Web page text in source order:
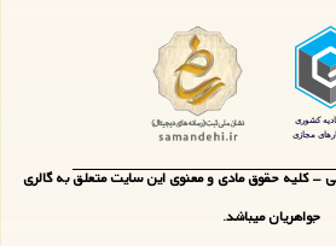
- کلیه حقوق مادی و معنوی این سایت متعلق به گالری
جواهریان میباشد.